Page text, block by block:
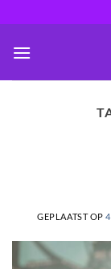
naar
inhoud
GEPLAATST OP